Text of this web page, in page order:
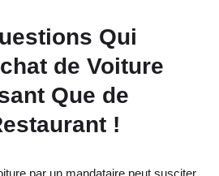
Qui
de Voiture
Que de
!